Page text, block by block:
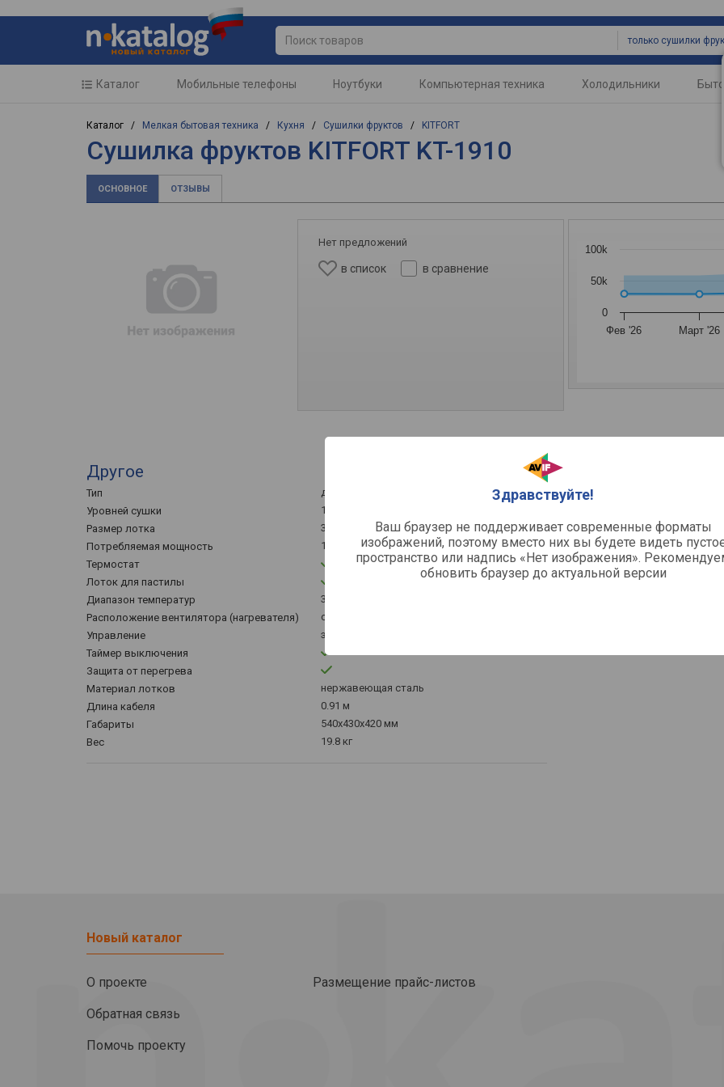
только сушилки
Здравствуйте!
Ваш браузер не поддерживает современные форматы
изображений, поэтому вместо них вы будете видеть
пространство или надпись «Нет изображения».
обновить браузер до актуальной версии
Каталог Мобильные телефоны Ноутбуки Компьютерная техника Холодильники
Каталог / Мелкая бытовая техника / Кухня / Сушилки фруктов / KITFORT
Сушилка фруктов KITFORT KT-1910
ОСНОВНОЕ ОТЗЫВЫ
Нет предложений
в список в сравнение
Фев '26 Март '26
0
50k
100k
Другое
Тип
дегидратор (горизонтальная сушилка)
Уровней сушки
10 шт
Размер лотка
395x395 мм
Потребляемая мощность
1000 Вт
Термостат
Лоток для пастилы
Диапазон температур
35 – 75 °C / шаг 5 °C /
Расположение вентилятора (нагревателя)
сзади
Управление
электронное
Таймер выключения
Защита от перегрева
Материал лотков
нержавеющая сталь
Длина кабеля
0.91 м
Габариты
540x430x420 мм
Вес
19.8 кг
Новый каталог
О проекте
Обратная связь
Помочь проекту
Размещение прайс-листов